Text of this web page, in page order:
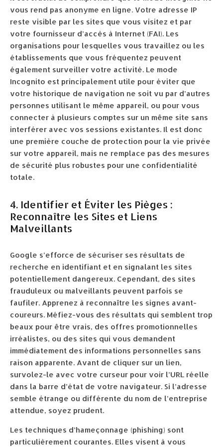
vous rend pas anonyme en ligne. Votre adresse IP
reste visible par les sites que vous visitez et par
votre fournisseur d’accès à Internet (FAI). Les
organisations pour lesquelles vous travaillez ou les
établissements que vous fréquentez peuvent
également surveiller votre activité. Le mode
Incognito est principalement utile pour éviter que
votre historique de navigation ne soit vu par d’autres
personnes utilisant le même appareil, ou pour vous
connecter à plusieurs comptes sur un même site sans
interférer avec vos sessions existantes. Il est donc
une première couche de protection pour la vie privée
sur votre appareil, mais ne remplace pas des mesures
de sécurité plus robustes pour une confidentialité
totale.
4. Identifier et Éviter les Pièges :
Reconnaître les Sites et Liens
Malveillants
Google s’efforce de sécuriser ses résultats de
recherche en identifiant et en signalant les sites
potentiellement dangereux. Cependant, des sites
frauduleux ou malveillants peuvent parfois se
faufiler. Apprenez à reconnaître les signes avant-
coureurs. Méfiez-vous des résultats qui semblent trop
beaux pour être vrais, des offres promotionnelles
irréalistes, ou des sites qui vous demandent
immédiatement des informations personnelles sans
raison apparente. Avant de cliquer sur un lien,
survolez-le avec votre curseur pour voir l’URL réelle
dans la barre d’état de votre navigateur. Si l’adresse
semble étrange ou différente du nom de l’entreprise
attendue, soyez prudent.
Les techniques d’hameçonnage (phishing) sont
particulièrement courantes. Elles visent à vous